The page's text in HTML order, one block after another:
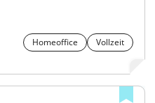
Homeoffice
Vollzeit